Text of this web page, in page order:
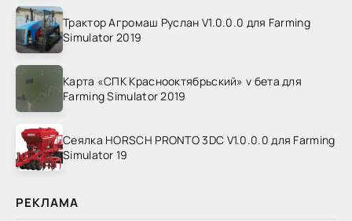
Трактор Агромаш Руслан V1.0.0.0 для Farming
Simulator 2019
Карта «СПК Краснооктябрьский» v бета для
Farming Simulator 2019
Сеялка HORSCH PRONTO 3DC V1.0.0.0 для Farming
Simulator 19
РЕКЛАМА